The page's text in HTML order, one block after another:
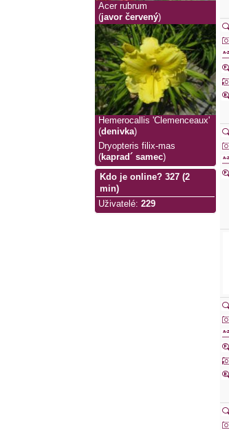
Acer rubrum
(javor červený)
Hemerocallis 'Clemenceaux'
(denivka)
Dryopteris filix-mas
(kaprad´ samec)
Kdo je online? 327 (2
min)
Uživatelé: 229